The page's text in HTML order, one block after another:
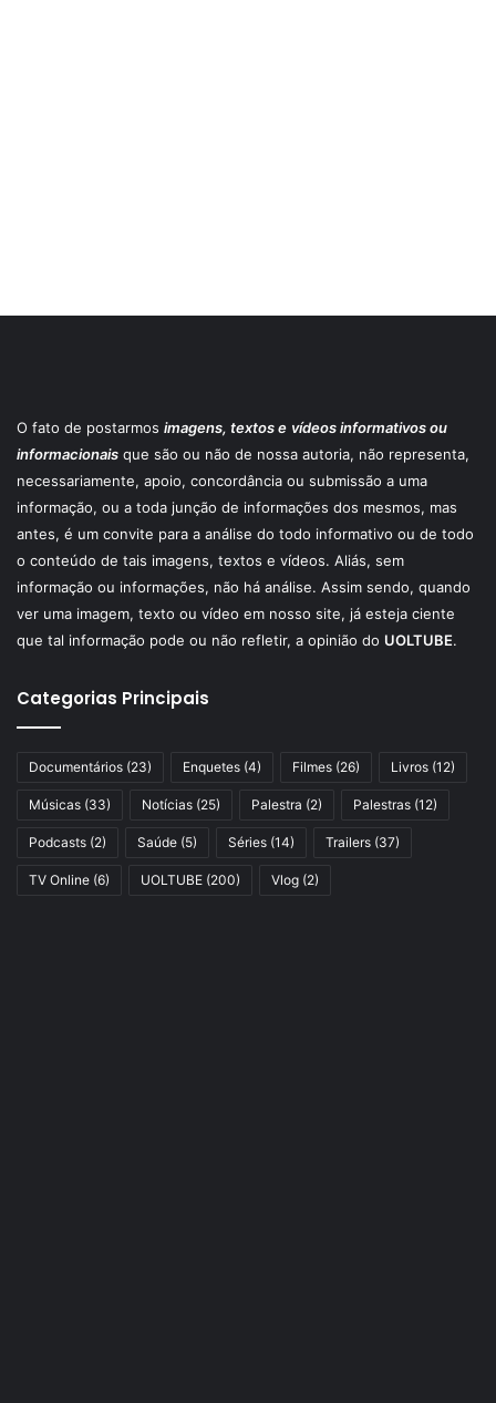
O fato de postarmos imagens, textos e vídeos informativos ou
informacionais que são ou não de nossa autoria, não representa,
necessariamente, apoio, concordância ou submissão a uma
informação, ou a toda junção de informações dos mesmos, mas
antes, é um convite para a análise do todo informativo ou de todo
o conteúdo de tais imagens, textos e vídeos. Aliás, sem
informação ou informações, não há análise. Assim sendo, quando
ver uma imagem, texto ou vídeo em nosso site, já esteja ciente
que tal informação pode ou não refletir, a opinião do UOLTUBE.
Categorias Principais
Documentários (23) Enquetes (4) Filmes (26) Livros (12)
Músicas (33) Notícias (25) Palestra (2) Palestras (12)
Podcasts (2) Saúde (5) Séries (14) Trailers (37)
TV Online (6) UOLTUBE (200) Vlog (2)